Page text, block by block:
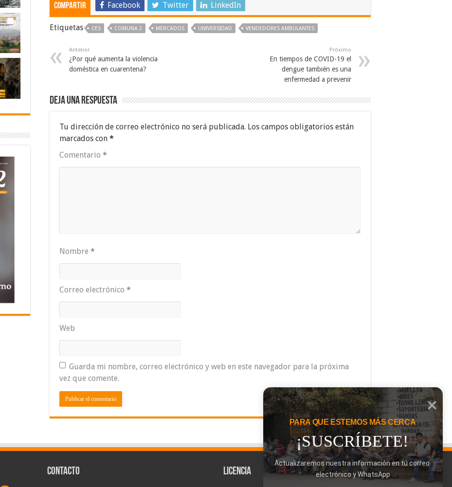
Compartir Facebook Twitter LinkedIn
Etiquetas CES COMUNA 2 MERCADOS UNIVERSIDAD VENDEDORES AMBULANTES
Anterior
¿Por qué aumenta la violencia
doméstica en cuarentena?
Próximo
En tiempos de COVID-19 el
dengue también es una
enfermedad a prevenir
Deja una respuesta
Tu dirección de correo electrónico no será publicada. Los campos obligatorios están
marcados con *
Comentario *
Nombre *
Correo electrónico *
Web
Guarda mi nombre, correo electrónico y web en este navegador para la próxima
vez que comente.
Contacto Licencia
PARA QUE ESTEMOS MÁS CERCA
¡SUSCRÍBETE!
Actualizaremos nuestra información en tú correo
electrónico y WhatsApp